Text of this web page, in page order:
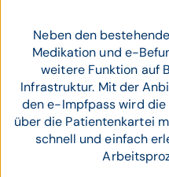
Neben den
Medikation und e-
weitere Funktion auf
Infrastruktur. Mit der
den e-Impfpass wird die
über die Patientenkartei
schnell und einfach